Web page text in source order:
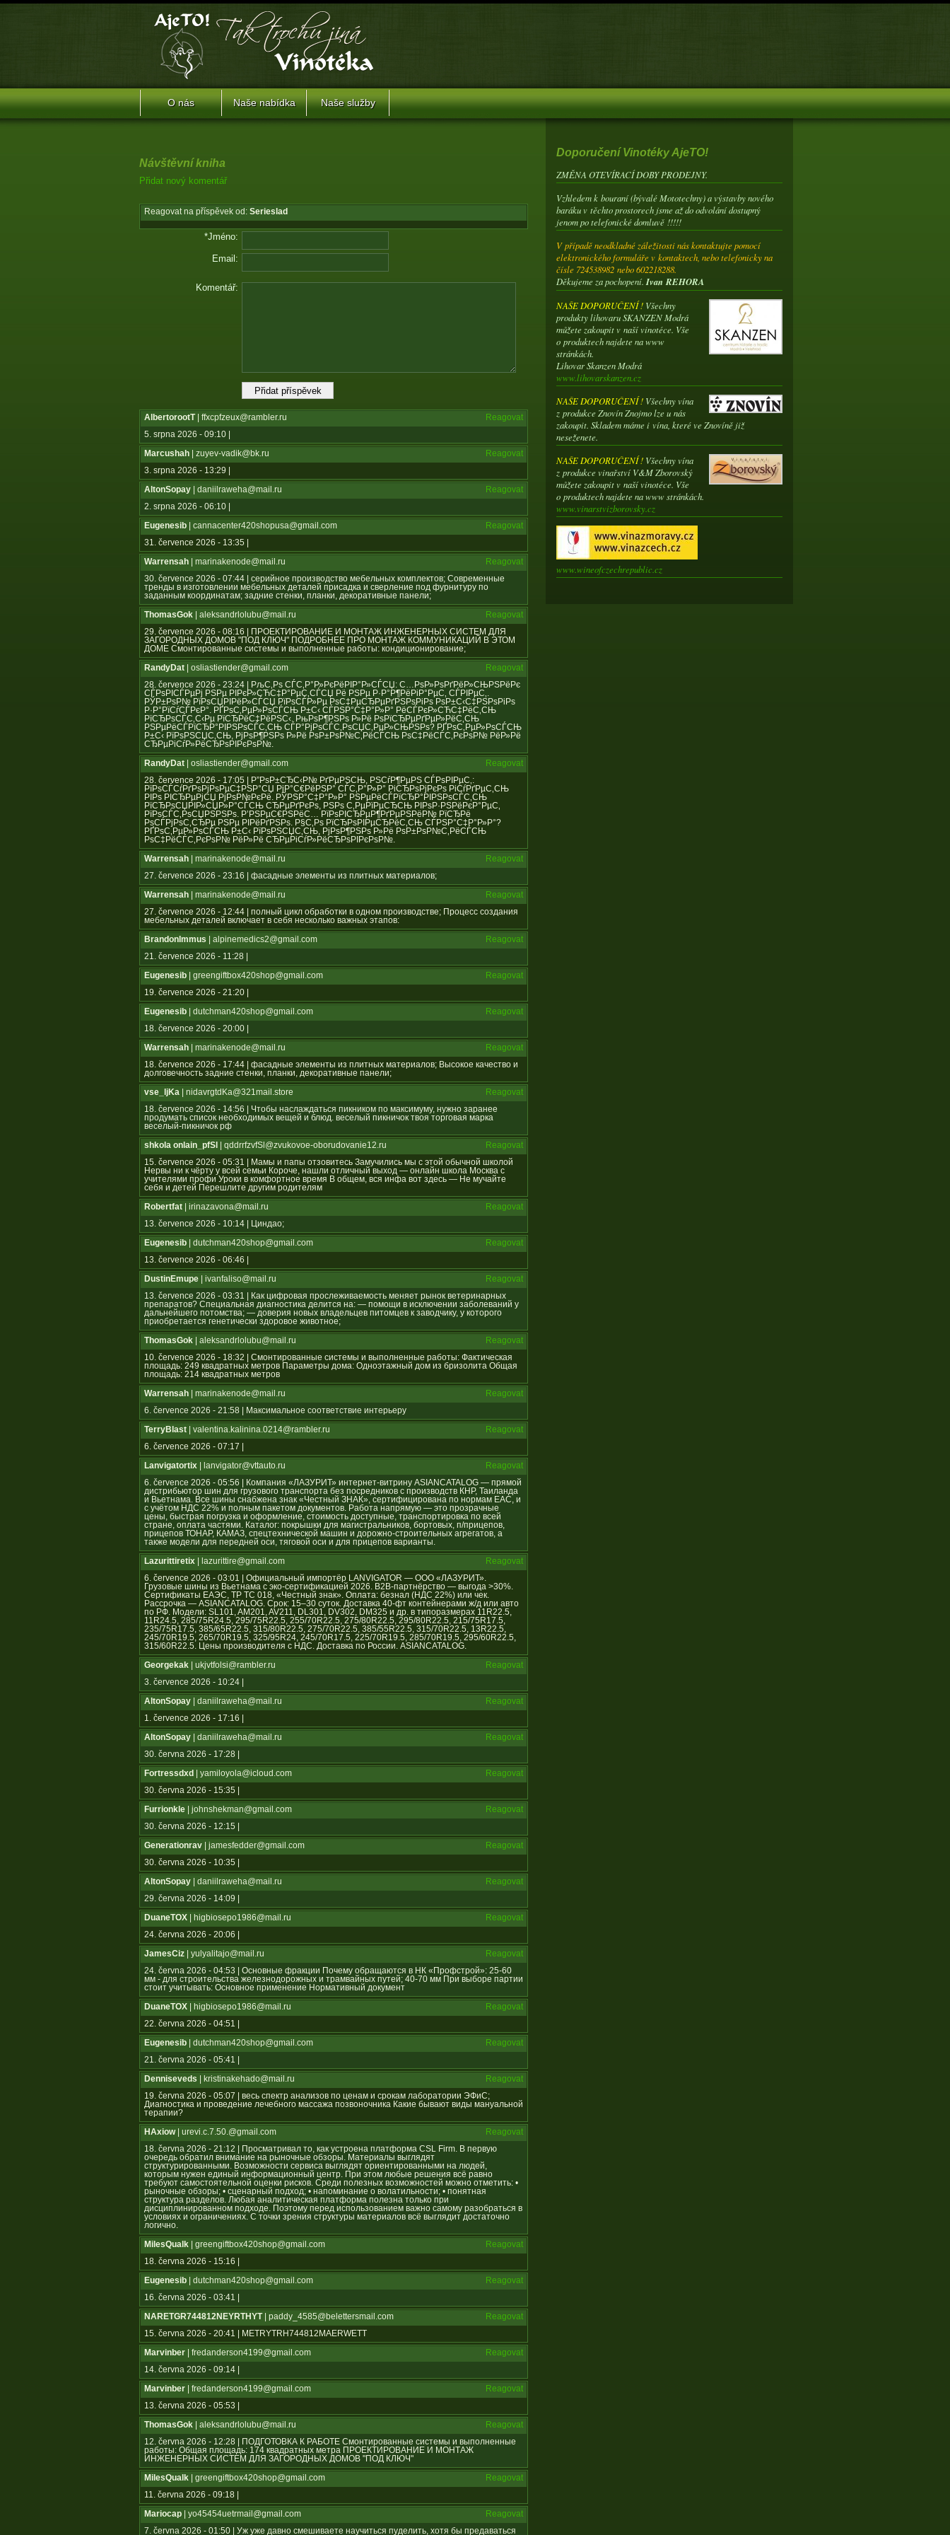
O nás Naše nabídka Naše služby
Návštěvní kniha
Přidat nový komentář
Reagovat na příspěvek od: Serieslad
*Jméno:
Email:
Komentář:
AlbertorootT| ffxcpfzeux@rambler.ru
Reagovat
5. srpna 2026 - 09:10 |
Marcushah | zuyev-vadik@bk.ru
Reagovat
3. srpna 2026 - 13:29 |
AltonSopay | daniilraweha@mail.ru
Reagovat
2. srpna 2026 - 06:10 |
Eugenesib | cannacenter420shopusa@gmail.com
Reagovat
31. července 2026 - 13:35 |
Warrensah | marinakenode@mail.ru
Reagovat
30. července 2026 - 07:44 | серийное производство мебельных комплектов; Современные
тренды в изготовлении мебельных деталей присадка и сверление под фурнитуру по
заданным координатам; задние стенки, планки, декоративные панели;
ThomasGok | aleksandrlolubu@mail.ru
Reagovat
29. července 2026 - 08:16 | ПРОЕКТИРОВАНИЕ И МОНТАЖ ИНЖЕНЕРНЫХ СИСТЕМ ДЛЯ
ЗАГОРОДНЫХ ДОМОВ "ПОД КЛЮЧ" ПОДРОБНЕЕ ПРО МОНТАЖ КОММУНИКАЦИЙ В ЭТОМ
ДОМЕ Смонтированные системы и выполненные работы: кондиционирование;
RandyDat | osliastiender@gmail.com
Reagovat
28. července 2026 - 23:24 | РљС‚Рѕ СЃС‚Р°Р»РєРёРІР°Р»СЃСЏ: С…РѕР»РѕРґРёР»СЊРЅРёРє
СЃРѕРІСЃРµРј РЅРµ РІРєР»СЋС‡Р°РµС‚СЃСЏ Рё РЅРµ Р·Р°Р¶РёРіР°РµС‚ СЃРІРµС‚.
РЎР±РѕР№ РїРѕСЏРІРёР»СЃСЏ РїРѕСЃР»Рµ РѕС‡РµСЂРµРґРЅРѕРіРѕ РѕР±С‹С‡РЅРѕРіРѕ
Р·Р°РїСѓСЃРєР°. РҐРѕС‚РµР»РѕСЃСЊ Р±С‹ СЃРЅР°С‡Р°Р»Р° РёСЃРєР»СЋС‡РёС‚СЊ
РїСЂРѕСЃС‚С‹Рµ РїСЂРёС‡РёРЅС‹. РњРѕР¶РЅРѕ Р»Рё РѕРїСЂРµРґРµР»РёС‚СЊ
РЅРµРёСЃРїСЂР°РІРЅРѕСЃС‚СЊ СЃР°РјРѕСЃС‚РѕСЏС‚РµР»СЊРЅРѕ? РҐРѕС‚РµР»РѕСЃСЊ
Р±С‹ РїРѕРЅСЏС‚СЊ, РјРѕР¶РЅРѕ Р»Рё РѕР±РѕР№С‚РёСЃСЊ РѕС‡РёСЃС‚РєРѕР№ РёР»Рё
СЂРµРіСѓР»РёСЂРѕРІРєРѕР№.
RandyDat | osliastiender@gmail.com
Reagovat
28. července 2026 - 17:05 | Р”РѕР±СЂС‹Р№ РґРµРЅСЊ, РЅСѓР¶РµРЅ СЃРѕРІРµС‚:
РїРѕСЃСѓРґРѕРјРѕРµС‡РЅР°СЏ РјР°С€РёРЅР° СЃС‚Р°Р»Р° РіСЂРѕРјРєРѕ РіСѓРґРµС‚СЊ
РІРѕ РІСЂРµРјСЏ РјРѕР№РєРё. РЎРЅР°С‡Р°Р»Р° РЅРµРёСЃРїСЂР°РІРЅРѕСЃС‚СЊ
РїСЂРѕСЏРІР»СЏР»Р°СЃСЊ СЂРµРґРєРѕ, РЅРѕ С‚РµРїРµСЂСЊ РІРѕР·РЅРёРєР°РµС‚
РїРѕСЃС‚РѕСЏРЅРЅРѕ. Р’РЅРµС€РЅРёС… РїРѕРІСЂРµР¶РґРµРЅРёР№ РїСЂРё
РѕСЃРјРѕС‚СЂРµ РЅРµ РІРёРґРЅРѕ. Р§С‚Рѕ РїСЂРѕРІРµСЂРёС‚СЊ СЃРЅР°С‡Р°Р»Р°?
РҐРѕС‚РµР»РѕСЃСЊ Р±С‹ РїРѕРЅСЏС‚СЊ, РјРѕР¶РЅРѕ Р»Рё РѕР±РѕР№С‚РёСЃСЊ
РѕС‡РёСЃС‚РєРѕР№ РёР»Рё СЂРµРіСѓР»РёСЂРѕРІРєРѕР№.
Warrensah | marinakenode@mail.ru
Reagovat
27. července 2026 - 23:16 | фасадные элементы из плитных материалов;
Warrensah | marinakenode@mail.ru
Reagovat
27. července 2026 - 12:44 | полный цикл обработки в одном производстве; Процесс создания
мебельных деталей включает в себя несколько важных этапов:
BrandonImmus | alpinemedics2@gmail.com
Reagovat
21. července 2026 - 11:28 |
Eugenesib | greengiftbox420shop@gmail.com
Reagovat
19. července 2026 - 21:20 |
Eugenesib | dutchman420shop@gmail.com
Reagovat
18. července 2026 - 20:00 |
Warrensah | marinakenode@mail.ru
Reagovat
18. července 2026 - 17:44 | фасадные элементы из плитных материалов; Высокое качество и
долговечность задние стенки, планки, декоративные панели;
vse_ljKa | nidavrgtdKa@321mail.store
Reagovat
18. července 2026 - 14:56 | Чтобы наслаждаться пикником по максимуму, нужно заранее
продумать список необходимых вещей и блюд. веселый пикничок твоя торговая марка
веселый-пикничок рф
shkola onlain_pfSl | qddrrfzvfSl@zvukovoe-oborudovanie12.ru
Reagovat
15. července 2026 - 05:31 | Мамы и папы отзовитесь Замучились мы с этой обычной школой
Нервы ни к чёрту у всей семьи Короче, нашли отличный выход — онлайн школа Москва с
учителями профи Уроки в комфортное время В общем, вся инфа вот здесь — Не мучайте
себя и детей Перешлите другим родителям
Robertfat | irinazavona@mail.ru
Reagovat
13. července 2026 - 10:14 | Циндао;
Eugenesib | dutchman420shop@gmail.com
Reagovat
13. července 2026 - 06:46 |
DustinEmupe | ivanfaliso@mail.ru
Reagovat
13. července 2026 - 03:31 | Как цифровая прослеживаемость меняет рынок ветеринарных
препаратов? Специальная диагностика делится на: — помощи в исключении заболеваний у
дальнейшего потомства; — доверия новых владельцев питомцев к заводчику, у которого
приобретается генетически здоровое животное;
ThomasGok | aleksandrlolubu@mail.ru
Reagovat
10. července 2026 - 18:32 | Смонтированные системы и выполненные работы: Фактическая
площадь: 249 квадратных метров Параметры дома: Одноэтажный дом из бризолита Общая
площадь: 214 квадратных метров
Warrensah | marinakenode@mail.ru
Reagovat
6. července 2026 - 21:58 | Максимальное соответствие интерьеру
TerryBlast | valentina.kalinina.0214@rambler.ru
Reagovat
6. července 2026 - 07:17 |
Lanvigatortix | lanvigator@vttauto.ru
Reagovat
6. července 2026 - 05:56 | Компания «ЛАЗУРИТ» интернет-витрину ASIANCATALOG — прямой
дистрибьютор шин для грузового транспорта без посредников с производств КНР, Таиланда
и Вьетнама. Все шины снабжена знак «Честный ЗНАК», сертифицирована по нормам ЕАС, и
с учётом НДС 22% и полным пакетом документов. Работа напрямую — это прозрачные
цены, быстрая погрузка и оформление, стоимость доступные, транспортировка по всей
стране, оплата частями. Каталог: покрышки для магистральников, бортовых, п/прицепов,
прицепов ТОНАР, КАМАЗ, спецтехнической машин и дорожно-строительных агрегатов, а
также модели для передней оси, тяговой оси и для прицепов варианты.
Lazurittiretix | lazurittire@gmail.com
Reagovat
6. července 2026 - 03:01 | Официальный импортёр LANVIGATOR — ООО «ЛАЗУРИТ».
Грузовые шины из Вьетнама с эко-сертификацией 2026. B2B-партнёрство — выгода >30%.
Сертификаты ЕАЭС, ТР ТС 018, «Честный знак». Оплата: безнал (НДС 22%) или чек.
Рассрочка — ASIANCATALOG. Срок: 15–30 суток. Доставка 40-фт контейнерами ж/д или авто
по РФ. Модели: SL101, AM201, AV211, DL301, DV302, DM325 и др. в типоразмерах 11R22.5,
11R24.5, 285/75R24.5, 295/75R22.5, 255/70R22.5, 275/80R22.5, 295/80R22.5, 215/75R17.5,
235/75R17.5, 385/65R22.5, 315/80R22.5, 275/70R22.5, 385/55R22.5, 315/70R22.5, 13R22.5,
245/70R19.5, 265/70R19.5, 325/95R24, 245/70R17.5, 225/70R19.5, 285/70R19.5, 295/60R22.5,
315/60R22.5. Цены производителя с НДС. Доставка по России. ASIANCATALOG.
Georgekak | ukjvtfolsi@rambler.ru
Reagovat
3. července 2026 - 10:24 |
AltonSopay | daniilraweha@mail.ru
Reagovat
1. července 2026 - 17:16 |
AltonSopay | daniilraweha@mail.ru
Reagovat
30. června 2026 - 17:28 |
Fortressdxd | yamiloyola@icloud.com
Reagovat
30. června 2026 - 15:35 |
Furrionkle | johnshekman@gmail.com
Reagovat
30. června 2026 - 12:15 |
Generationrav | jamesfedder@gmail.com
Reagovat
30. června 2026 - 10:35 |
AltonSopay | daniilraweha@mail.ru
Reagovat
29. června 2026 - 14:09 |
DuaneTOX | higbiosepo1986@mail.ru
Reagovat
24. června 2026 - 20:06 |
JamesCiz | yulyalitajo@mail.ru
Reagovat
24. června 2026 - 04:53 | Основные фракции Почему обращаются в НК «Профстрой»: 25-60
мм - для строительства железнодорожных и трамвайных путей; 40-70 мм При выборе партии
стоит учитывать: Основное применение Нормативный документ
DuaneTOX | higbiosepo1986@mail.ru
Reagovat
22. června 2026 - 04:51 |
Eugenesib | dutchman420shop@gmail.com
Reagovat
21. června 2026 - 05:41 |
Denniseveds | kristinakehado@mail.ru
Reagovat
19. června 2026 - 05:07 | весь спектр анализов по ценам и срокам лаборатории ЭФиС;
Диагностика и проведение лечебного массажа позвоночника Какие бывают виды мануальной
терапии?
HAxiow| urevi.c.7.50.@gmail.com
Reagovat
18. června 2026 - 21:12 | Просматривал то, как устроена платформа CSL Firm. В первую
очередь обратил внимание на рыночные обзоры. Материалы выглядят
структурированными. Возможности сервиса выглядят ориентированными на людей,
которым нужен единый информационный центр. При этом любые решения всё равно
требуют самостоятельной оценки рисков. Среди полезных возможностей можно отметить: •
рыночные обзоры; • сценарный подход; • напоминание о волатильности; • понятная
структура разделов. Любая аналитическая платформа полезна только при
дисциплинированном подходе. Поэтому перед использованием важно самому разобраться в
условиях и ограничениях. С точки зрения структуры материалов всё выглядит достаточно
логично.
MilesQualk | greengiftbox420shop@gmail.com
Reagovat
18. června 2026 - 15:16 |
Eugenesib | dutchman420shop@gmail.com
Reagovat
16. června 2026 - 03:41 |
NARETGR744812NEYRTHYT| paddy_4585@belettersmail.com
Reagovat
15. června 2026 - 20:41 | METRYTRH744812MAERWETT
Marvinber | fredanderson4199@gmail.com
Reagovat
14. června 2026 - 09:14 |
Marvinber | fredanderson4199@gmail.com
Reagovat
13. června 2026 - 05:53 |
ThomasGok | aleksandrlolubu@mail.ru
Reagovat
12. června 2026 - 12:28 | ПОДГОТОВКА К РАБОТЕ Смонтированные системы и выполненные
работы: Общая площадь: 174 квадратных метра ПРОЕКТИРОВАНИЕ И МОНТАЖ
ИНЖЕНЕРНЫХ СИСТЕМ ДЛЯ ЗАГОРОДНЫХ ДОМОВ "ПОД КЛЮЧ"
MilesQualk | greengiftbox420shop@gmail.com
Reagovat
11. června 2026 - 09:18 |
Mariocap | yo45454uеtrmail@gmail.com
Reagovat
7. června 2026 - 01:50 | Уж уже давно смешиваете научиться пуделить, хотя бы предаваться
Doporučení Vinotéky AjeTO!
ZMĚNA OTEVÍRACÍ DOBY PRODEJNY.
Vzhledem k bouraní (bývalé Mototechny) a výstavby nového
baráku v těchto prostorech jsme až do odvolání dostupný
jenom po telefonické domluvě !!!!!
V případě neodkladné záležitosti nás kontaktujte pomocí
elektronického formuláře v kontaktech, nebo telefonicky na
čísle 724538982 nebo 602218288.
Děkujeme za pochopení. Ivan REHORA
NAŠE DOPORUČENÍ ! Všechny
produkty lihovaru SKANZEN Modrá
můžete zakoupit v naší vinotéce. Vše
o produktech najdete na www
stránkách.
Lihovar Skanzen Modrá
www.lihovarskanzen.cz
NAŠE DOPORUČENÍ ! Všechny vína
z produkce Znovín Znojmo lze u nás
zakoupit. Skladem máme i vína, které ve Znovíně již
neseženete.
NAŠE DOPORUČENÍ ! Všechny vína
z produkce vinařství V&M Zborovský
můžete zakoupit v naší vinotéce. Vše
o produktech najdete na www stránkách.
www.vinarstvizborovsky.cz
www.wineofczechrepublic.cz